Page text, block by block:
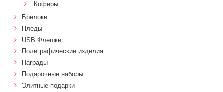
Коферы
Брелоки
Пледы
USB Флешки
Полиграфические изделия
Награды
Подарочные наборы
Элитные подарки